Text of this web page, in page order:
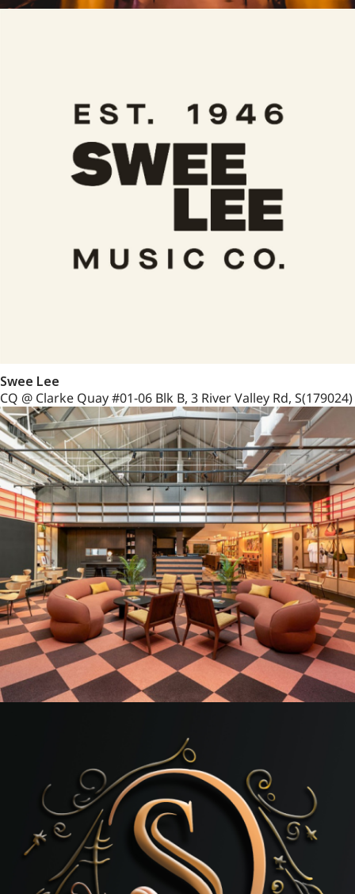
Swee Lee
CQ @ Clarke Quay #01-06 Blk B, 3 River Valley Rd, S(179024)